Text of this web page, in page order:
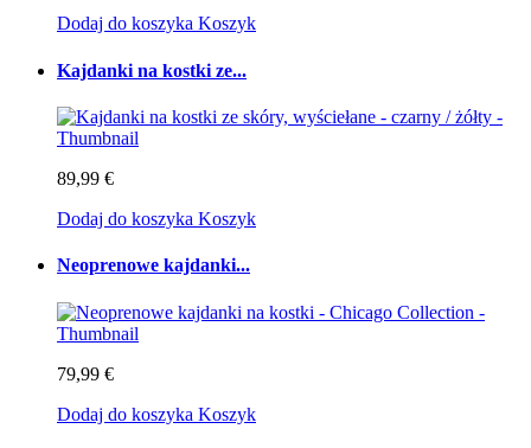
Dodaj do koszyka Koszyk
Kajdanki na kostki ze...
89,99 €
Dodaj do koszyka Koszyk
Neoprenowe kajdanki...
79,99 €
Dodaj do koszyka Koszyk